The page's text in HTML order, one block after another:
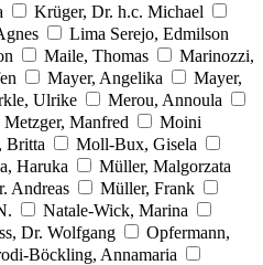
Krüger, Dr. h.c. Michael
Lima Serejo, Edmilson
Maile, Thomas
Marinozzi,
Mayer, Angelika
Mayer,
Ulrike
Merou, Annoula
Metzger, Manfred
Moini
Britta
Moll-Bux, Gisela
Haruka
Müller, Malgorzata
Andreas
Müller, Frank
Natale-Wick, Marina
Dr. Wolfgang
Opfermann,
Böckling, Annamaria